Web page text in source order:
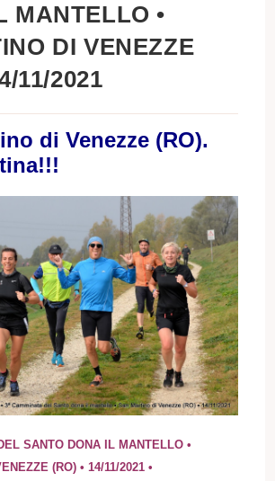
MANTELLO •
DI VENEZZE
11/2021
di Venezze (RO).
SANTO DONA IL MANTELLO •
(RO) • 14/11/2021 •